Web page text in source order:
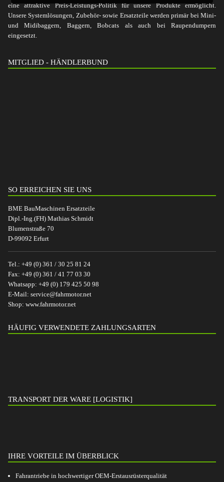
eine attraktive Preis-Leistungs-Politik für unsere Produkte ermöglicht.
Unsere Systemlösungen, Zubehör- sowie Ersatzteile werden primär bei Mini-
und Midibaggern, Baggern, Bobcats als auch bei Raupendumpern
eingesetzt.
MITGLIED - HÄNDLERBUND
SO ERREICHEN SIE UNS
BME BauMaschinen Ersatzteile
Dipl.-Ing.(FH) Mathias Schmidt
Blumenstraße 70
D-99092 Erfurt
Tel.: +49 (0) 361 / 30 25 81 24
Fax: +49 (0) 361 / 41 77 03 30
Whatsapp: +49 (0) 179 425 50 98
E-Mail: service@fahrmotor.net
Shop: www.fahrmotor.net
HÄUFIG VERWENDETE ZAHLUNGSARTEN
TRANSPORT DER WARE [LOGISTIK]
IHRE VORTEILE IM ÜBERBLICK
Fahrantriebe in hochwertiger OEM-Erstausrüsterqualität